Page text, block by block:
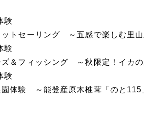
験
トセーリング ～五感で楽しむ里山
験
＆フィッシング ～秋限定！イカの
験
体験 ～能登産原木椎茸「のと115